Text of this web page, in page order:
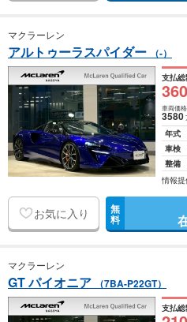
マクラーレン
アルトゥーラスパイダー （-）
支払
車両価格
3580
年式
車検
整備
情報提
お気に入り 無
料
マクラーレン
GT パイオニア （7BA-P22GT）
支払